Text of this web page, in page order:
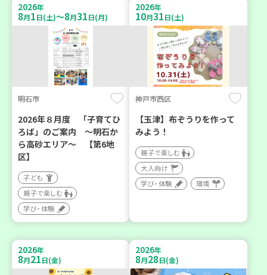
2026年
8月1日(土)～8月31日(月)
明石市
2026年８月度 「子育てひ
ろば」のご案内 ～明石か
ら高砂エリア～ 【第6地
区】
子ども
親子で楽しむ
学び・体験
2026年
10月31日(土)
神戸市西区
【玉津】布ぞうりを作って
みよう！
親子で楽しむ
大人向け
学び・体験
環境
2026年
8月21日(金)
2026年
8月28日(金)